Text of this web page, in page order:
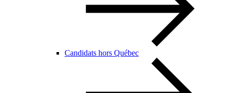
Candidats hors Québec